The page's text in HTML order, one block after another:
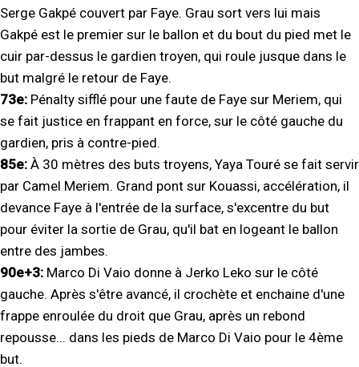
Serge Gakpé couvert par Faye. Grau sort vers lui mais
Gakpé est le premier sur le ballon et du bout du pied met le
cuir par-dessus le gardien troyen, qui roule jusque dans le
but malgré le retour de Faye.
73e: Pénalty sifflé pour une faute de Faye sur Meriem, qui
se fait justice en frappant en force, sur le côté gauche du
gardien, pris à contre-pied.
85e: À 30 mètres des buts troyens, Yaya Touré se fait servir
par Camel Meriem. Grand pont sur Kouassi, accélération, il
devance Faye à l'entrée de la surface, s'excentre du but
pour éviter la sortie de Grau, qu'il bat en logeant le ballon
entre des jambes.
90e+3: Marco Di Vaio donne à Jerko Leko sur le côté
gauche. Après s'être avancé, il crochète et enchaine d'une
frappe enroulée du droit que Grau, après un rebond
repousse... dans les pieds de Marco Di Vaio pour le 4ème
but.